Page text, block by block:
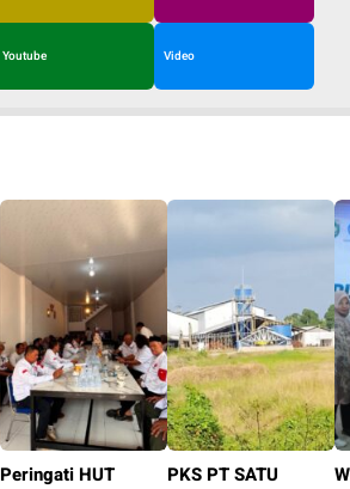
Youtube Video
Peringati HUT
PKS PT SATU